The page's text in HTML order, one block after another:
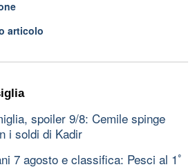
articolo
spoiler 9/8: Cemile spinge
i soldi di Kadir
7 agosto e classifica: Pesci al 1ﾟ